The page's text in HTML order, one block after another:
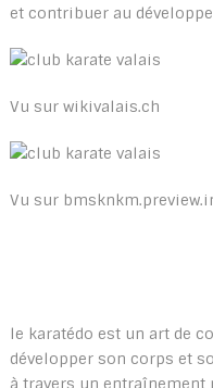
et contribuer au
Vu sur wikivalais.ch
Vu sur
le karatédo est un art de
développer son corps et
à travers un